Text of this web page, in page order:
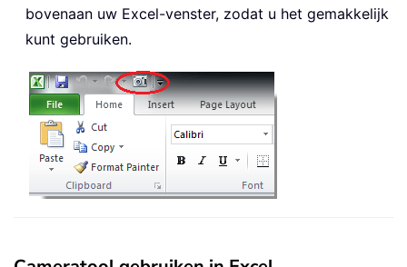
bovenaan uw Excel-venster, zodat u het gemakkelijk
kunt gebruiken.